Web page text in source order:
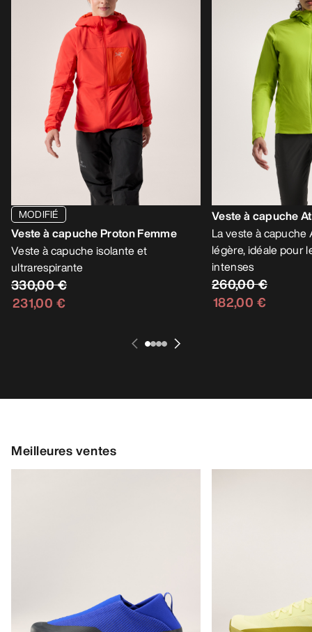
MODIFIÉ
Veste à capuche Proton Femme
Veste à capuche isolante et
ultrarespirante
330,00 €
231,00 €
Veste à capuche
La veste à capuche
légère, idéale pour
intenses
260,00 €
182,00 €
Meilleures ventes